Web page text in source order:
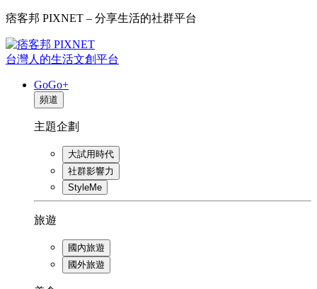
痞客邦 PIXNET – 分享生活的社群平台
台灣人的生活文創平台
GoGo+
頻道
主題企劃
大試用時代
社群影響力
StyleMe
旅遊
國內旅遊
國外旅遊